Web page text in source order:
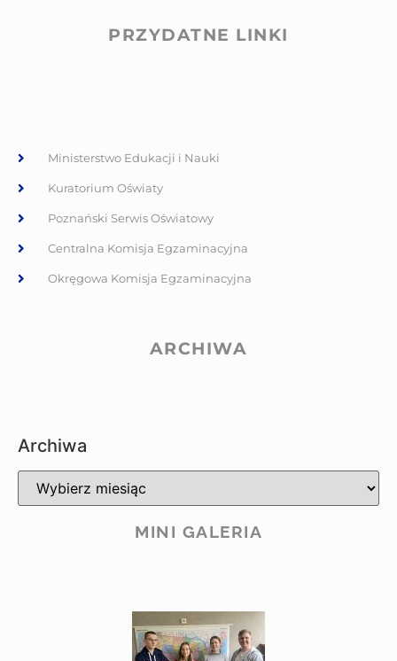
PRZYDATNE LINKI
Ministerstwo Edukacji i Nauki
Kuratorium Oświaty
Poznański Serwis Oświatowy
Centralna Komisja Egzaminacyjna
Okręgowa Komisja Egzaminacyjna
ARCHIWA
Archiwa
MINI GALERIA